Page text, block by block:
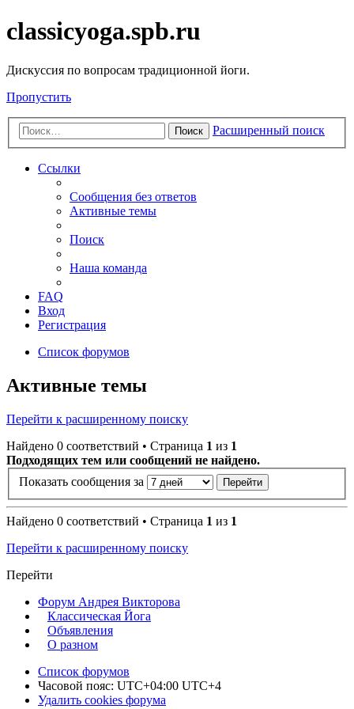
classicyoga.spb.ru
Дискуссия по вопросам традиционной йоги.
Пропустить
Поиск Расширенный поиск
Ссылки
Сообщения без ответов
Активные темы
Поиск
Наша команда
FAQ
Вход
Регистрация
Список форумов
Активные темы
Перейти к расширенному поиску
Найдено 0 соответствий • Страница 1 из 1
Подходящих тем или сообщений не найдено.
Показать сообщения за
Найдено 0 соответствий • Страница 1 из 1
Перейти к расширенному поиску
Перейти
Форум Андрея Викторова
Классическая Йога
Объявления
О разном
Список форумов
Часовой пояс: UTC+04:00 UTC+4
Удалить cookies форума